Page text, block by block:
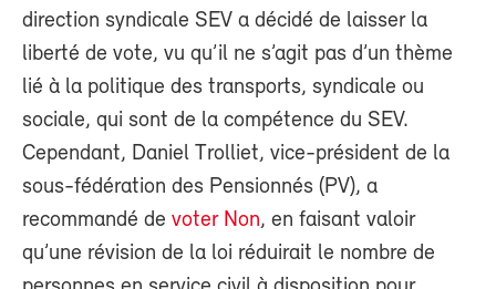
direction syndicale SEV a décidé de laisser la
liberté de vote, vu qu’il ne s’agit pas d’un thème
lié à la politique des transports, syndicale ou
sociale, qui sont de la compétence du SEV.
Cependant, Daniel Trolliet, vice-président de la
sous-fédération des Pensionnés (PV), a
recommandé de voter Non, en faisant valoir
qu’une révision de la loi réduirait le nombre de